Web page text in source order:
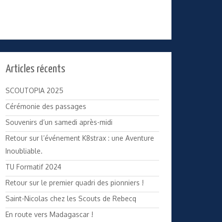
Articles récents
SCOUTOPIA 2025
Cérémonie des passages
Souvenirs d’un samedi après-midi
Retour sur l’événement K8strax : une Aventure
Inoubliable.
TU Formatif 2024
Retour sur le premier quadri des pionniers !
Saint-Nicolas chez les Scouts de Rebecq
En route vers Madagascar !